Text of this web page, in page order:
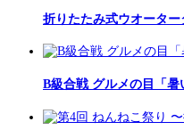
折りたたみ式ウオーター
B級合戦 グルメの目「